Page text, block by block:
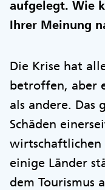
aufgelegt. Wie
Ihrer Meinung
Die Krise hat
betroffen, aber
als andere.
Schäden
wirtschaftlichen
einige Länder
dem Tourismus